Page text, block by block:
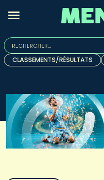
Rechercher :
Quand les résultats de
CLASSEMENTS/RÉSULTATS